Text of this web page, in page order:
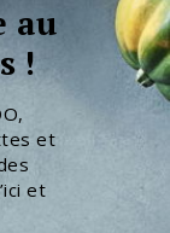
au
!
et
et